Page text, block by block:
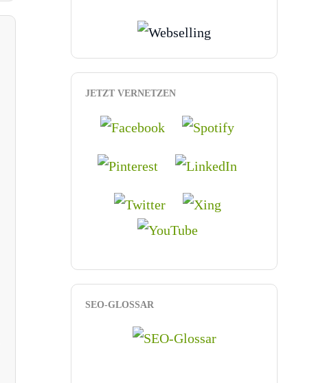
JETZT VERNETZEN
SEO-GLOSSAR